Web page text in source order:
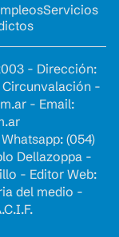
Servicios
- Dirección:
Circunvalación -
- Email:
Whatsapp: (054)
Dellazoppa -
- Editor Web:
del medio -